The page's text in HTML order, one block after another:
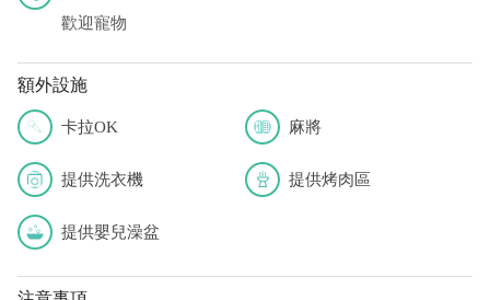
歡迎寵物
額外設施
卡拉OK 麻將
提供洗衣機 提供烤肉區
提供嬰兒澡盆